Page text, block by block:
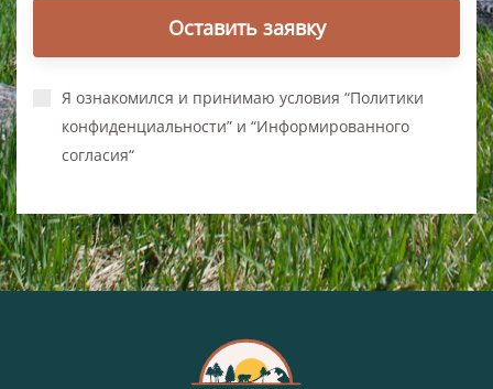
Оставить заявку
Я ознакомился и принимаю условия “Политики
конфиденциальности” и “Информированного
согласия“